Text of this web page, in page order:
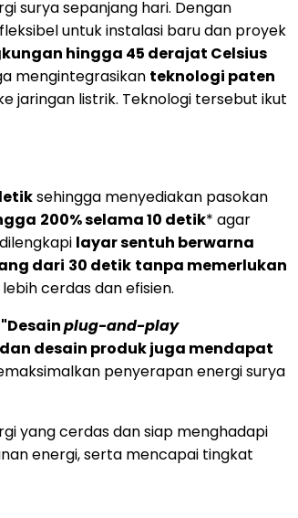
surya sepanjang hari. Dengan
untuk instalasi baru dan proyek
hingga 45 derajat Celsius
mengintegrasikan teknologi paten
jaringan listrik. Teknologi tersebut ikut
sehingga menyediakan pasokan
200% selama 10 detik* agar
layar sentuh berwarna
dari 30 detik tanpa memerlukan
cerdas dan efisien.
"Desainplug-and-play
desain produk juga mendapat
penyerapan energi surya
yang cerdas dan siap menghadapi
energi, serta mencapai tingkat